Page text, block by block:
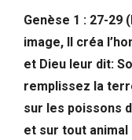
Genèse 1 : 27-29
image, Il créa
et Dieu leur dit:
remplissez la
sur les poissons
et sur tout